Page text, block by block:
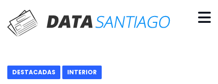
DESTACADAS INTERIOR